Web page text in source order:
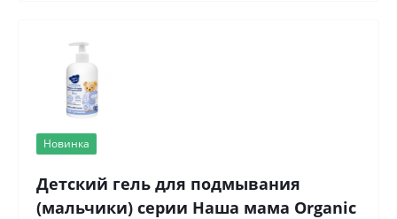
Новинка
Детский гель для подмывания
(мальчики) серии Наша мама Organic